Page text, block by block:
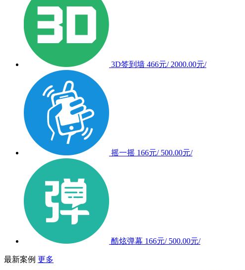
3D签到墙 466元/ 2000.00元/
摇一摇 166元/ 500.00元/
酷炫弹幕 166元/ 500.00元/
最新案例 更多